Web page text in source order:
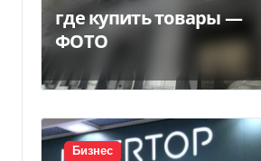
где купить товары —
ФОТО
Бизнес